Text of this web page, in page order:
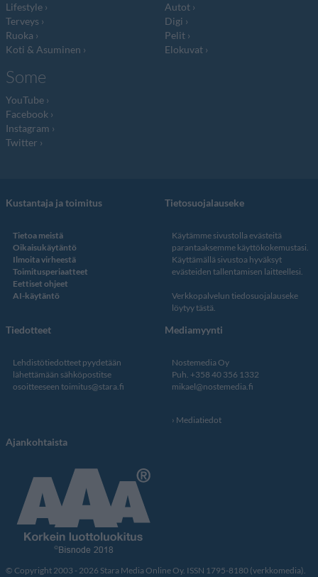
Lifestyle
Terveys
Ruoka
Koti & Asuminen
Autot
Digi
Pelit
Elokuvat
Some
YouTube
Facebook
Instagram
Twitter
Kustantaja ja toimitus
Tietoa meistä
Oikaisukäytäntö
Ilmoita virheestä
Toimitusperiaatteet
Eettiset ohjeet
AI-käytäntö
Tietosuojalauseke
Käytämme sivustolla evästeitä
parantaaksemme käyttökokemustasi.
Käyttämällä sivustoa hyväksyt
evästeiden tallentamisen laitteellesi.
Verkkopalvelun tiedosuojalauseke
löytyy tästä.
Tiedotteet
Lehdistötiedotteet pyydetään
lähettämään sähköpostitse
osoitteeseen toimitus@stara.fi
Mediamyynti
Nostemedia Oy
Puh. +358 40 356 1332
mikael@nostemedia.fi
Mediatiedot
Ajankohtaista
© Copyright 2003 - 2026 Stara Media Online Oy. ISSN 1795-8180 (verkkomedia).